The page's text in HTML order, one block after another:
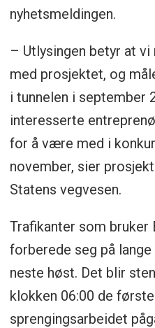
nyhetsmeldingen.
– Utlysingen betyr at
med prosjektet, og
i tunnelen i september
interesserte
for å være med i
november, sier
Statens vegvesen.
Trafikanter som bruker
forberede seg på
neste høst. Det blir
klokken 06:00 de
sprengingsarbeidet